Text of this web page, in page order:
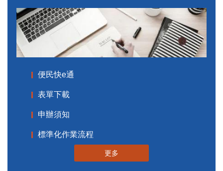
便民快e通
表單下載
申辦須知
標準化作業流程
更多